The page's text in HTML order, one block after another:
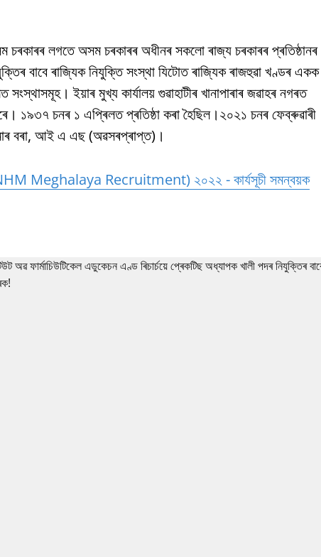
লগতে অসম চৰকাৰৰ অধীনৰ সকলো ৰাজ্য চৰকাৰৰ প্ৰতিষ্ঠানৰ
বাবে ৰাজ্যিক নিযুক্তি সংস্থা যিটোত ৰাজ্যিক ৰাজহুৱা খণ্ডৰ একক
ইয়াৰ মুখ্য কাৰ্যালয় গুৱাহাটীৰ খানাপাৰাৰ জৱাহৰ নগৰত
১৯৩৭ চনৰ ১ এপ্ৰিলত প্ৰতিষ্ঠা কৰা হৈছিল।২০২১ চনৰ ফেব্ৰুৱাৰী
বৰা, আই এ এছ (অৱসৰপ্ৰাপ্ত)।
Meghalaya Recruitment) ২০২২ - কাৰ্যসূচী সমন্বয়ক